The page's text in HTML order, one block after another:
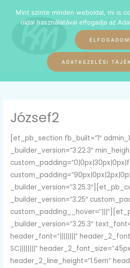
József2
[et_pb_section fb_built=”1″
_builder_version=”3.22.3″
_builder_version=”3.25″
_builder_version=”3.25.3″
header_font=”||||||||”
SC||||||||”
header_2_line_height=”1.5em”
Mint szinte minden weboldal, mi is
oldal használatával elfogadja az
ELFOGADOM
ADATKEZELÉSI